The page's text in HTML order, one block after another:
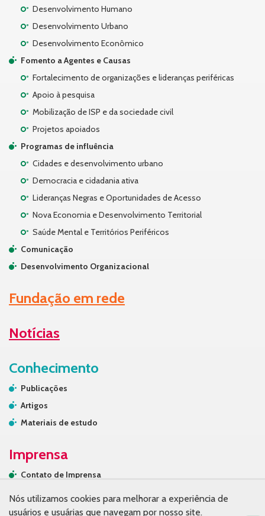
Desenvolvimento Humano
Desenvolvimento Urbano
Desenvolvimento Econômico
Fomento a Agentes e Causas
Fortalecimento de organizações e lideranças periféricas
Apoio à pesquisa
Mobilização de ISP e da sociedade civil
Projetos apoiados
Programas de influência
Cidades e desenvolvimento urbano
Democracia e cidadania ativa
Lideranças Negras e Oportunidades de Acesso
Nova Economia e Desenvolvimento Territorial
Saúde Mental e Territórios Periféricos
Comunicação
Desenvolvimento Organizacional
Fundação em rede
Notícias
Conhecimento
Publicações
Artigos
Materiais de estudo
Imprensa
Contato de Imprensa
Na mídia
Nós utilizamos cookies para melhorar a experiência de
usuários e usuárias que navegam por nosso site.